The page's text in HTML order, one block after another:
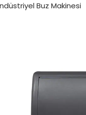
Buz Makinesi